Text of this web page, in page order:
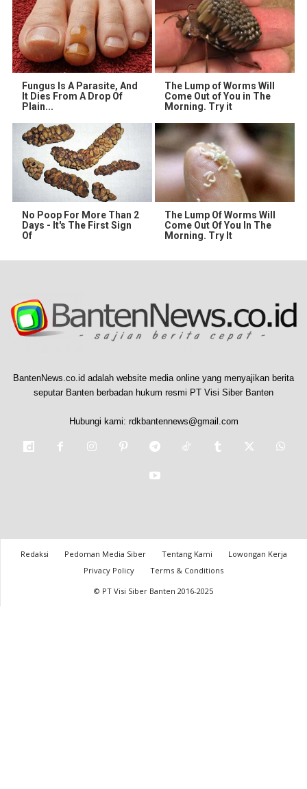
Fungus Is A Parasite, And
It Dies From A Drop Of
Plain...
The Lump of Worms Will
Come Out of You in The
Morning. Try it
No Poop For More Than 2
Days - It's The First Sign
Of
The Lump Of Worms Will
Come Out Of You In The
Morning. Try It
BantenNews.co.id adalah website media online yang menyajikan berita
seputar Banten berbadan hukum resmi PT Visi Siber Banten
Hubungi kami: rdkbantennews@gmail.com
Redaksi Pedoman Media Siber Tentang Kami
Lowongan Kerja
Privacy Policy
Terms & Conditions
© PT Visi Siber Banten 2016-2025